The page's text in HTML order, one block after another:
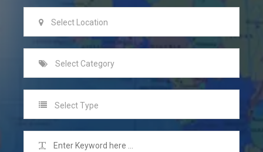
Select Location
Select Category
Select Type